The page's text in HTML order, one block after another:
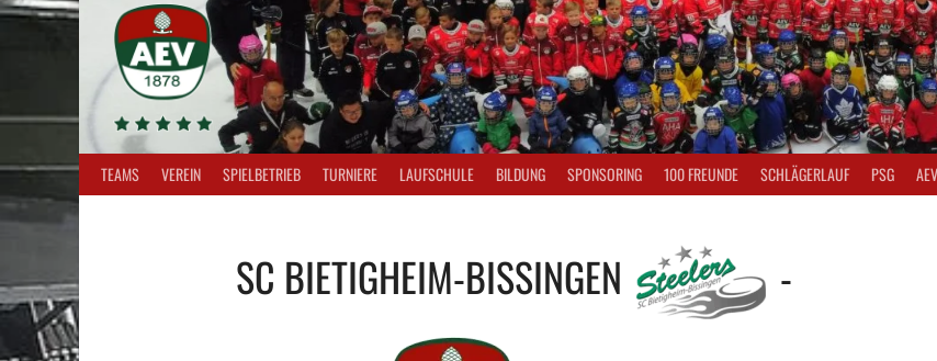
TEAMS VEREIN SPIELBETRIEB TURNIERE LAUFSCHULE BILDUNG SPONSORING 100 FREUNDE SCHLÄGERLAUF PSG
SC BIETIGHEIM-BISSINGEN
-